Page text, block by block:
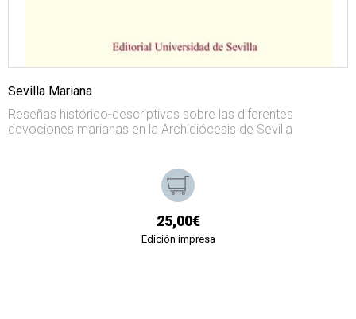
Sevilla Mariana
Reseñas histórico-descriptivas sobre las diferentes
devociones marianas en la Archidiócesis de Sevilla
25,00€
Edición impresa